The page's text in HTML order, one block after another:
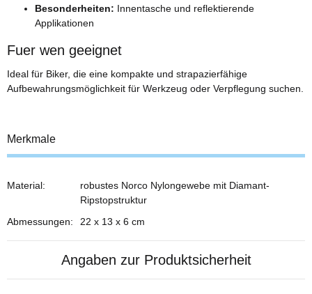
Besonderheiten: Innentasche und reflektierende
Applikationen
Fuer wen geeignet
Ideal für Biker, die eine kompakte und strapazierfähige
Aufbewahrungsmöglichkeit für Werkzeug oder Verpflegung suchen.
Merkmale
Material:
robustes Norco Nylongewebe mit Diamant-
Ripstopstruktur
Abmessungen:
22 x 13 x 6 cm
Angaben zur Produktsicherheit